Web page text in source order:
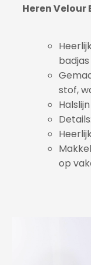
HerenVelour
stof,
op